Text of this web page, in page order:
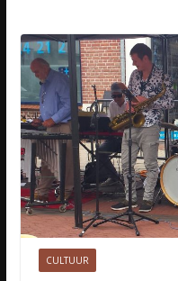
CULTUUR